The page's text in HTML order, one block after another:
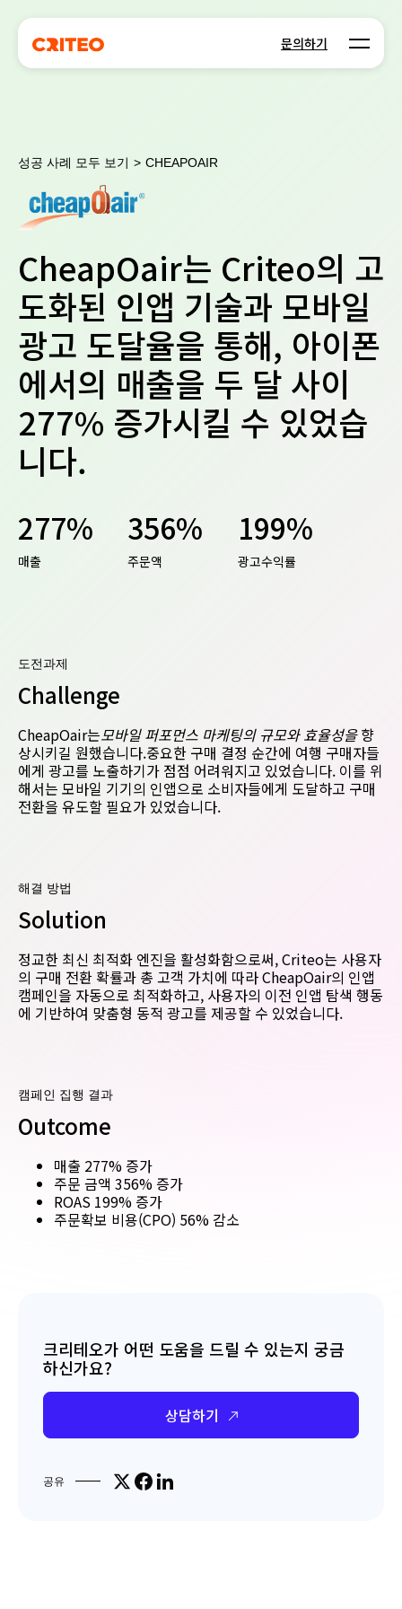
문의하기 Open
성공 사례 모두 보기 > CHEAPOAIR
CheapOair는 Criteo의 고
도화된 인앱 기술과 모바일
광고 도달율을 통해, 아이폰
에서의 매출을 두 달 사이
277% 증가시킬 수 있었습
니다.
277%
매출
356%
주문액
199%
광고수익률
크리테오가 어떤 도움을 드릴 수 있는지 궁금
하신가요?
상담하기
공유 Share on X
Share on Facebook
Share on LinkedIn
도전과제
Challenge
CheapOair는모바일 퍼포먼스 마케팅의 규모와 효율성을향
상시키길 원했습니다.중요한 구매 결정 순간에 여행 구매자들
에게 광고를 노출하기가 점점 어려워지고 있었습니다. 이를 위
해서는 모바일 기기의 인앱으로 소비자들에게 도달하고 구매
전환을 유도할 필요가 있었습니다.
해결 방법
Solution
정교한 최신 최적화 엔진을 활성화함으로써, Criteo는 사용자
의 구매 전환 확률과 총 고객 가치에 따라 CheapOair의 인앱
캠페인을 자동으로 최적화하고, 사용자의 이전 인앱 탐색 행동
에 기반하여 맞춤형 동적 광고를 제공할 수 있었습니다.
캠페인 집행 결과
Outcome
매출 277% 증가
주문 금액 356% 증가
ROAS 199% 증가
주문확보 비용(CPO) 56% 감소